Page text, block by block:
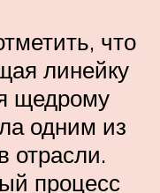
что
линейку
щедрому
одним из
отрасли.
процесс